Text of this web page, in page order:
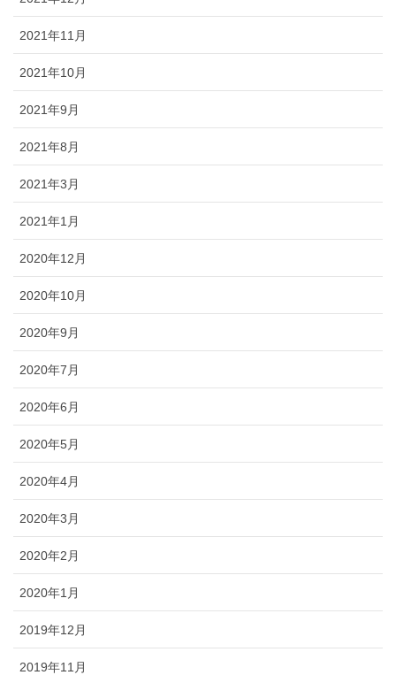
2021年11月
2021年10月
2021年9月
2021年8月
2021年3月
2021年1月
2020年12月
2020年10月
2020年9月
2020年7月
2020年6月
2020年5月
2020年4月
2020年3月
2020年2月
2020年1月
2019年12月
2019年11月